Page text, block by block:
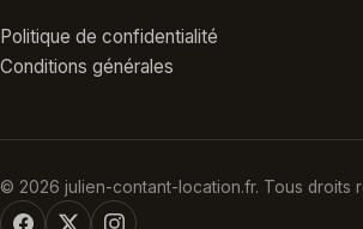
Politique de confidentialité
Conditions générales
© 2026 julien-contant-location.fr. Tous droits